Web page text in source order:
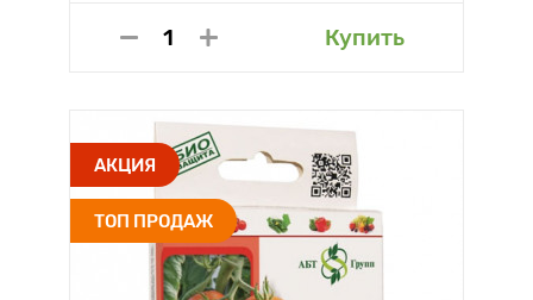
Купить
АКЦИЯ
ТОП ПРОДАЖ